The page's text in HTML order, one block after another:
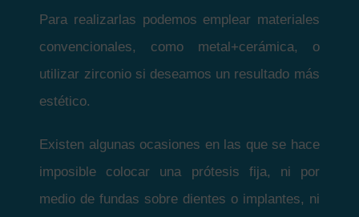
Para realizarlas podemos emplear materiales
convencionales, como metal+cerámica, o
utilizar zirconio si deseamos un resultado más
estético.
Existen algunas ocasiones en las que se hace
imposible colocar una prótesis fija, ni por
medio de fundas sobre dientes o implantes, ni